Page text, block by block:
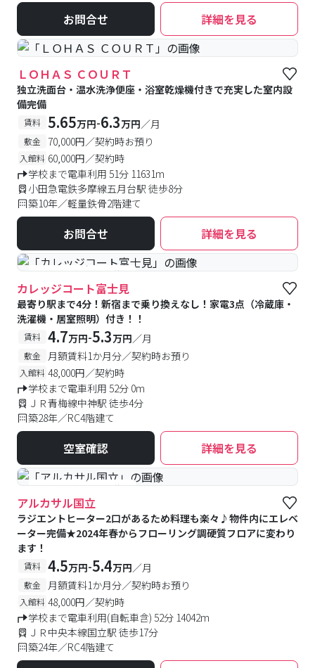
お問合せ 詳細を見る
ＬＯＨＡＳ ＣＯＵＲＴ
独立洗面台・温水洗浄便座・浴室乾燥機付きで充実した室内設
備完備
賃料 5.65万円-6.3万円／月
敷金 70,000円／契約時お預り
入館料 60,000円／契約時
学校まで電車利用 51分 11631m
小田急電鉄多摩線五月台駅 徒歩8分
築10年／軽量鉄骨2階建て
お問合せ 詳細を見る
#予約受付中 #空室待ち
カレッジコート富士見
最寄り駅まで4分！新宿まで乗り換えなし！家電3点（冷蔵庫・
洗濯機・居室照明）付き！！
賃料 4.7万円-5.3万円／月
敷金 月額賃料1か月分／契約時お預り
入館料 48,000円／契約時
学校まで電車利用 52分 0m
ＪＲ青梅線中神駅 徒歩4分
築28年／RC4階建て
空室確認 詳細を見る
#予約受付中 #空室待ち
アルカサル国立
ラジエントヒーター2口があるため料理も楽々♪物件内にエレベ
ーター完備★2024年春からフローリング調硬質フロアに変わり
ます！
賃料 4.5万円-5.4万円／月
敷金 月額賃料1か月分／契約時お預り
入館料 48,000円／契約時
学校まで電車利用(自転車含) 52分 14042m
ＪＲ中央本線国立駅 徒歩17分
築24年／RC4階建て